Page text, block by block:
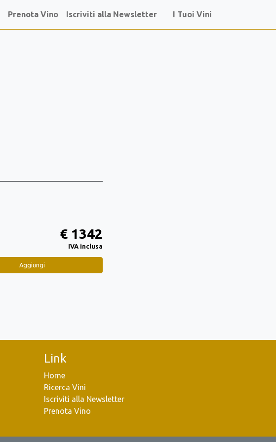
Prenota Vino Iscriviti alla Newsletter I Tuoi Vini
€ 1342
IVA inclusa
Aggiungi
Link
Home
Ricerca Vini
Iscriviti alla Newsletter
Prenota Vino